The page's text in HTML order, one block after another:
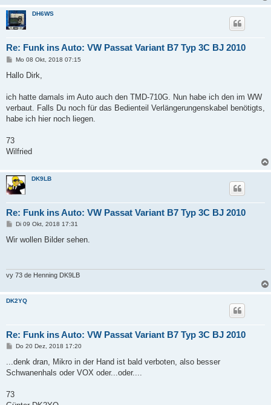
DH6WS
Re: Funk ins Auto: VW Passat Variant B7 Typ 3C BJ 2010
B
i
a
Mo 08 Okt, 2018 07:15
Hallo Dirk,
ich hatte damals im Auto auch den TMD-710G. Nun habe ich den im WW
verbaut. Falls Du noch für das Bedienteil Verlängerungenskabel benötigts,
habe ich hier noch liegen.
73
Wilfried
DK9LB
Re: Funk ins Auto: VW Passat Variant B7 Typ 3C BJ 2010
B
i
Di 09 Okt, 2018 17:31
Wir wollen Bilder sehen.
vy 73 de Henning DK9LB
DK2YQ
Re: Funk ins Auto: VW Passat Variant B7 Typ 3C BJ 2010
B
i
r
Do 20 Dez, 2018 17:20
...denk dran, Mikro in der Hand ist bald verboten, also besser
Schwanenhals oder VOX oder...oder....
73